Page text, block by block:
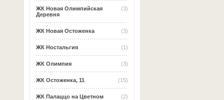
(3)
ЖК Новая Олимпийская
Деревня
(3)
ЖК Новая Остоженка
(1)
ЖК Ностальгия
(3)
ЖК Олимпия
(15)
ЖК Остоженка, 11
(2)
ЖК Палаццо на Цветном